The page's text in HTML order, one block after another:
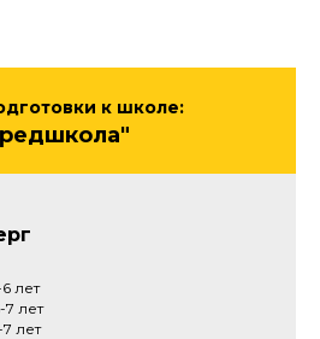
к школе:
лет
7 лет
лет